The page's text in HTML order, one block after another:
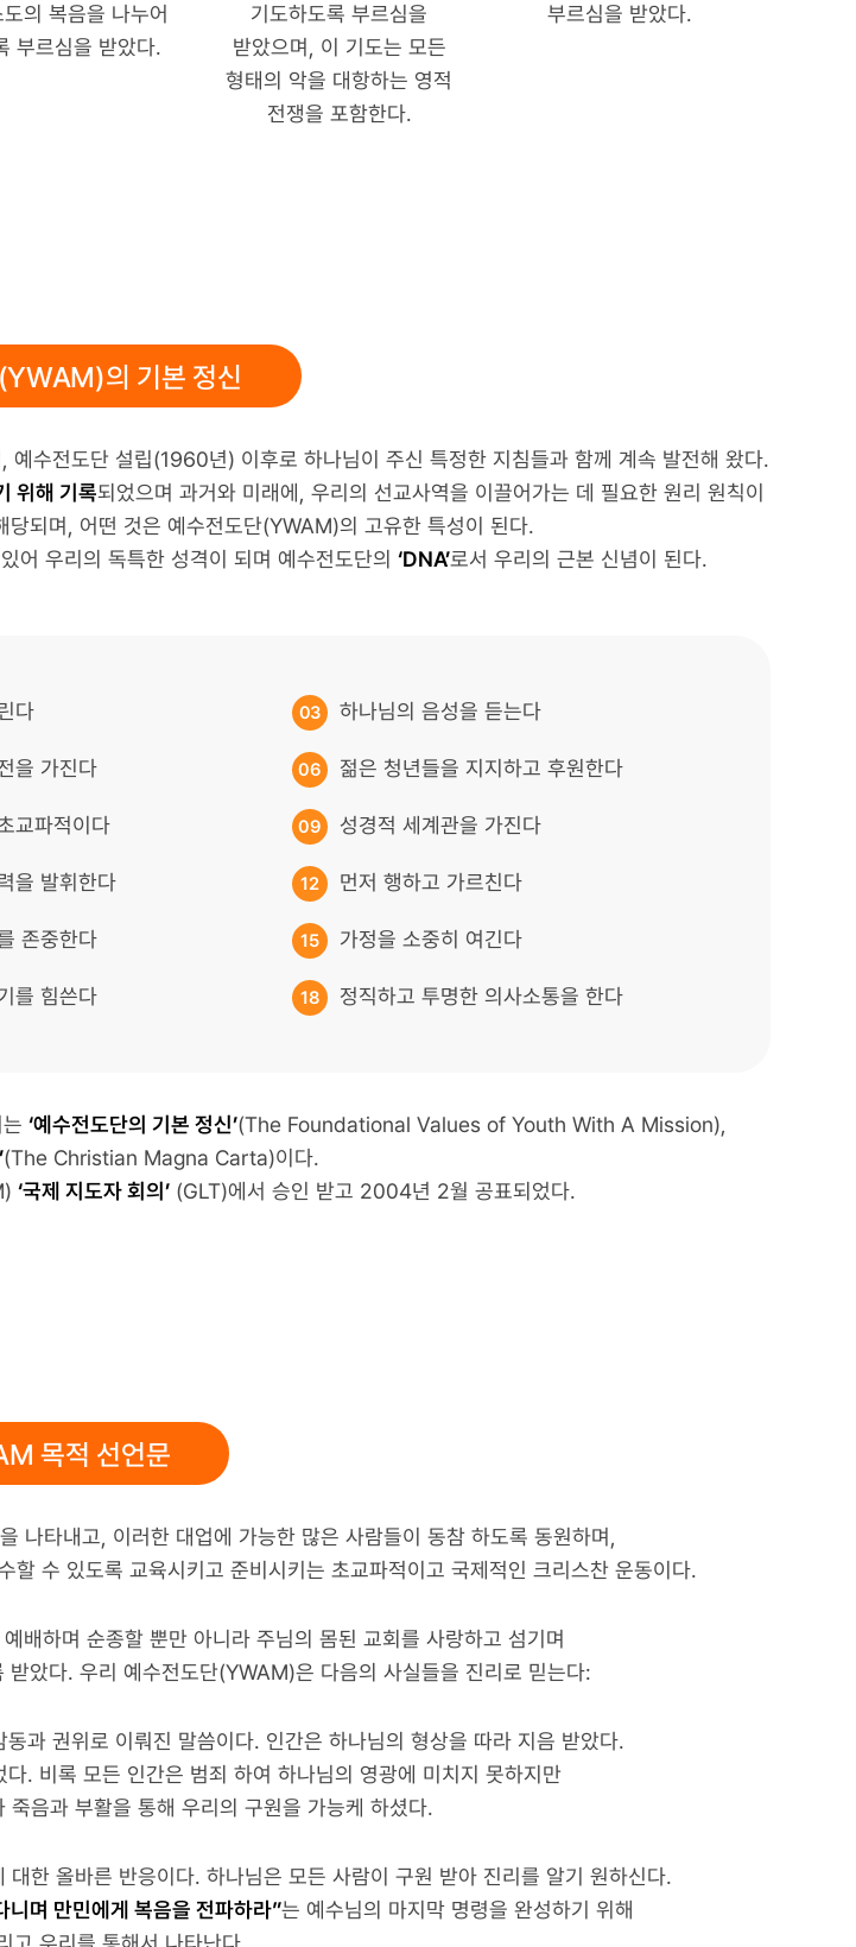
의 복음을 나누어
부르심을 받았다.
기도하도록 부르심을
받았으며, 이 기도는 모든
형태의 악을 대항하는 영적
전쟁을 포함한다.
부르심을 받았다.
의 기본 정신
예수전도단 설립(1960년) 이후로 하나님이 주신 특정한 지침들과 함께 계속 발전해 왔다.
위해 기록되었으며 과거와 미래에, 우리의 선교사역을 이끌어가는 데 필요한 원리 원칙이
되며, 어떤 것은 예수전도단(YWAM)의 고유한 특성이 된다.
어 우리의 독특한 성격이 되며 예수전도단의 ‘DNA’로서 우리의 근본 신념이 된다.
다 03 하나님의 음성을 듣는다
을 가진다 06 젊은 청년들을 지지하고 후원한다
교파적이다 09 성경적 세계관을 가진다
을 발휘한다 12 먼저 행하고 가르친다
존중한다 15 가정을 소중히 여긴다
를 힘쓴다 18 정직하고 투명한 의사소통을 한다
‘예수전도단의 기본 정신’(The Foundational Values of Youth With A Mission),
(The Christian Magna Carta)이다.
‘국제 지도자 회의’ (GLT)에서 승인 받고 2004년 2월 공표되었다.
목적 선언문
나타내고, 이러한 대업에 가능한 많은 사람들이 동참 하도록 동원하며,
할 수 있도록 교육시키고 준비시키는 초교파적이고 국제적인 크리스찬 운동이다.
배하며 순종할 뿐만 아니라 주님의 몸된 교회를 사랑하고 섬기며
았다. 우리 예수전도단(YWAM)은 다음의 사실들을 진리로 믿는다:
과 권위로 이뤄진 말씀이다. 인간은 하나님의 형상을 따라 지음 받았다.
. 비록 모든 인간은 범죄 하여 하나님의 영광에 미치지 못하지만
음과 부활을 통해 우리의 구원을 가능케 하셨다.
한 올바른 반응이다. 하나님은 모든 사람이 구원 받아 진리를 알기 원하신다.
니며 만민에게 복음을 전파하라”는 예수님의 마지막 명령을 완성하기 위해